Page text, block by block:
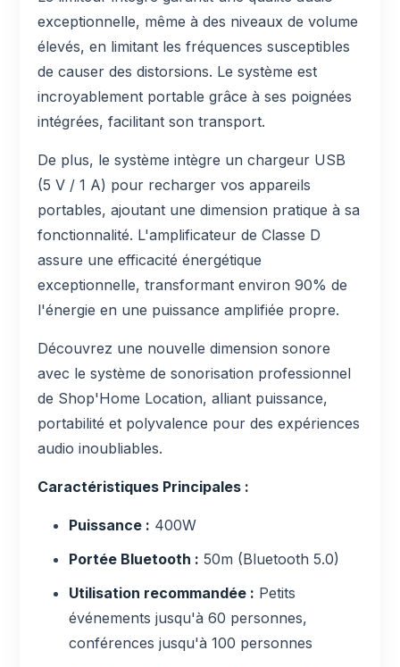
exceptionnelle, même à des niveaux de volume
élevés, en limitant les fréquences susceptibles
de causer des distorsions. Le système est
incroyablement portable grâce à ses poignées
intégrées, facilitant son transport.
De plus, le système intègre un chargeur USB
(5 V / 1 A) pour recharger vos appareils
portables, ajoutant une dimension pratique à sa
fonctionnalité. L'amplificateur de Classe D
assure une efficacité énergétique
exceptionnelle, transformant environ 90% de
l'énergie en une puissance amplifiée propre.
Découvrez une nouvelle dimension sonore
avec le système de sonorisation professionnel
de Shop'Home Location, alliant puissance,
portabilité et polyvalence pour des expériences
audio inoubliables.
Caractéristiques Principales :
Puissance : 400W
Portée Bluetooth : 50m (Bluetooth 5.0)
Utilisation recommandée : Petits
événements jusqu'à 60 personnes,
conférences jusqu'à 100 personnes